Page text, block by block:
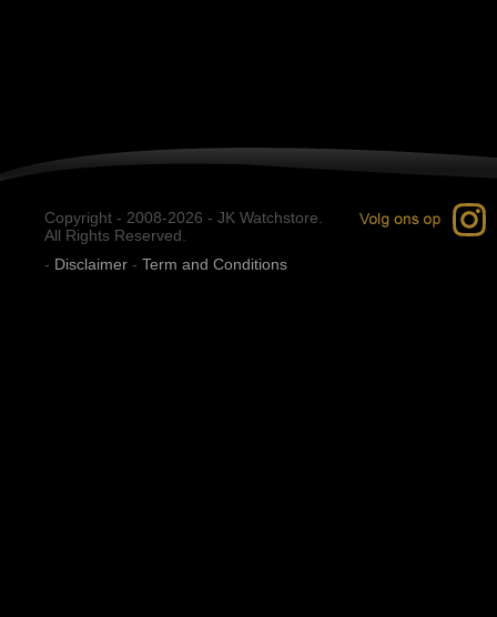
Copyright - 2008-2026 - JK Watchstore.
All Rights Reserved.
- Disclaimer - Term and Conditions